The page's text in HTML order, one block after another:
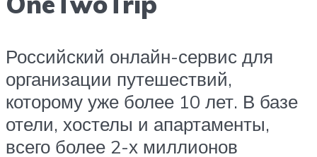
Российский онлайн-сервис для
организации путешествий,
которому уже более 10 лет. В базе
отели, хостелы и апартаменты,
всего более 2-х миллионов